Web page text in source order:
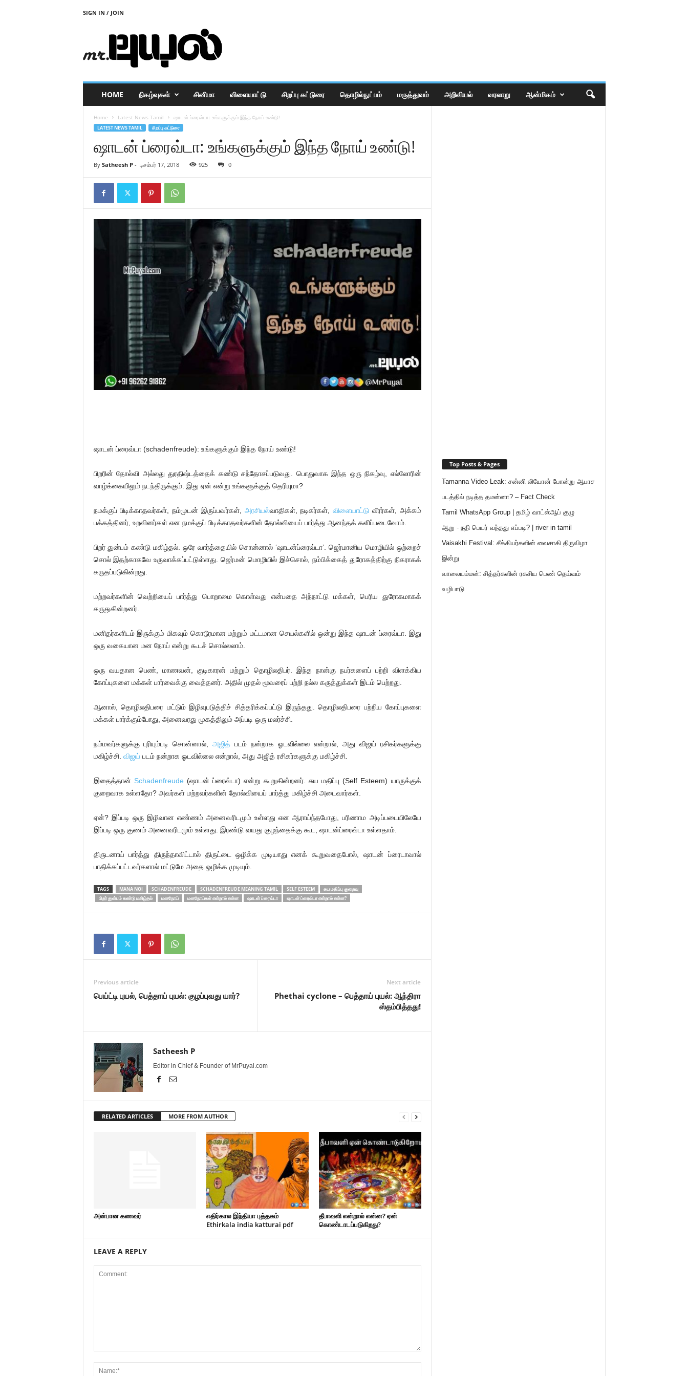
SIGN IN / JOIN
u
HOME நிகழ்வுகள் சினிமா விளையாட்டு சிறப்பு கட்டுரை தொழில்நுட்பம் மருத்துவம் அறிவியல் வரலாறு ஆன்மிகம்
Home Latest News Tamil ஷாடன் ப்ரைவ்டா: உங்களுக்கும் இந்த நோய் உண்டு!
LATEST NEWS TAMIL சிறப்பு கட்டுரை
ஷாடன் ப்ரைவ்டா: உங்களுக்கும் இந்த நோய் உண்டு!
By Satheesh P- டிசம்பர் 17, 2018 925 0
ஷாடன் ப்ரைவ்டா (schadenfreude): உங்களுக்கும் இந்த நோய் உண்டு!
பிறரின் தோல்வி அல்லது துரதிஷ்டத்தைக் கண்டு சந்தோசப்படுவது. பொதுவாக இந்த ஒரு நிகழ்வு, எல்லோரின்
வாழ்க்கையிலும் நடந்திருக்கும். இது ஏன் என்று உங்களுக்குத் தெரியுமா?
நமக்குப் பிடிக்காதவர்கள், நம்முடன் இருப்பவர்கள், அரசியல்வாதிகள், நடிகர்கள், விளையாட்டு வீரர்கள், அக்கம்
பக்கத்தினர், உறவினர்கள் என நமக்குப் பிடிக்காதவர்களின் தோல்வியைப் பார்த்து ஆனந்தக் களிப்படைவோம்.
பிறர் துன்பம் கண்டு மகிழ்தல். ஒரே வார்த்தையில் சொன்னால் ‘ஷாடன்ப்ரைவ்டா’. ஜெர்மானிய மொழியில் ஒற்றைச்
சொல் இதற்காகவே உருவாக்கப்பட்டுள்ளது. ஜெர்மன் மொழியில் இச்சொல், நம்பிக்கைத் துரோகத்திற்கு நிகராகக்
கருதப்படுகின்றது.
மற்றவர்களின் வெற்றியைப் பார்த்து பொறாமை கொள்வது என்பதை அந்நாட்டு மக்கள், பெரிய துரோகமாகக்
கருதுகின்றனர்.
மனிதர்களிடம் இருக்கும் மிகவும் கொடூரமான மற்றும் மட்டமான செயல்களில் ஒன்று இந்த ஷாடன் ப்ரைவ்டா. இது
ஒரு வகையான மன நோய் என்று கூடச் சொல்லலாம்.
ஒரு வயதான பெண், மாணவன், குடிகாரன் மற்றும் தொழிலதிபர். இந்த நான்கு நபர்களைப் பற்றி விளக்கிய
கோப்புகளை மக்கள் பார்வைக்கு வைத்தனர். அதில் முதல் மூவரைப் பற்றி நல்ல கருத்துக்கள் இடம் பெற்றது.
ஆனால், தொழிலதிபரை மட்டும் இழிவுபடுத்திச் சித்தரிக்கப்பட்டு இருந்தது. தொழிலதிபரை பற்றிய கோப்புகளை
மக்கள் பார்க்கும்போது, அனைவரது முகத்திலும் அப்படி ஒரு மலர்ச்சி.
நம்மவர்களுக்கு புரியும்படி சொன்னால்,அஜித் படம் நன்றாக ஓடவில்லை என்றால், அது விஜய் ரசிகர்களுக்கு
மகிழ்ச்சி. விஜய் படம் நன்றாக ஓடவில்லை என்றால், அது அஜித் ரசிகர்களுக்கு மகிழ்ச்சி.
இதைத்தான் Schadenfreude (ஷாடன் ப்ரைவ்டா) என்று கூறுகின்றனர். சுய மதிப்பு (Self Esteem) யாருக்குக்
குறைவாக உள்ளதோ? அவர்கள் மற்றவர்களின் தோல்வியைப் பார்த்து மகிழ்ச்சி அடைவார்கள்.
ஏன்? இப்படி ஒரு இழிவான எண்ணம் அனைவரிடமும் உள்ளது என ஆராய்ந்தபோது, பரிணாம அடிப்படையிலேயே
இப்படி ஒரு குணம் அனைவரிடமும் உள்ளது. இரண்டு வயது குழந்தைக்கு கூட, ஷாடன்ப்ரைவ்டா உள்ளதாம்.
திருடனாய் பார்த்து திருந்தாவிட்டால் திருட்டை ஒழிக்க முடியாது எனக் கூறுவதைபோல், ஷாடன் ப்ரைடாவால்
பாதிக்கப்பட்டவர்களால் மட்டுமே அதை ஒழிக்க முடியும்.
TAGS MANA NOI SCHADENFREUDE SCHADENFREUDE MEANING TAMIL SELF ESTEEM
சுய மதிப்பு குறைவு
பிறர் துன்பம் கண்டு மகிழ்தல்
மனநோய் மனநோய்கள் என்றால் என்ன ஷாடன் ப்ரைவ்டா ஷாடன் ப்ரைவ்டா என்றால் என்ன?
Previous article
பெய்ட்டி புயல், பெத்தாய் புயல்: குழப்புவது யார்?
Next article
Phethai cyclone – பெத்தாய் புயல்: ஆந்திரா
ஸ்தம்பித்தது!
Satheesh P
Editor in Chief & Founder of MrPuyal.com
RELATED ARTICLES MORE FROM AUTHOR
அன்பான கணவர்
எதிர்கால இந்தியா புத்தகம்
Ethirkala india katturai pdf
தீபாவளி என்றால் என்ன? ஏன்
கொண்டாடப்படுகிறது?
LEAVE A REPLY
Top Posts & Pages
Tamanna Video Leak: சன்னி லியோன் போன்று ஆபாச
படத்தில் நடித்த தமன்னா? – Fact Check
Tamil WhatsApp Group | தமிழ் வாட்ஸ்ஆப் குழு
ஆறு - நதி பெயர் வந்தது எப்படி? | river in tamil
Vaisakhi Festival: சீக்கியர்களின் வைசாகி திருவிழா
இன்று
வாலையம்மன்: சித்தர்களின் ரகசிய பெண் தெய்வம்
வழிபாடு